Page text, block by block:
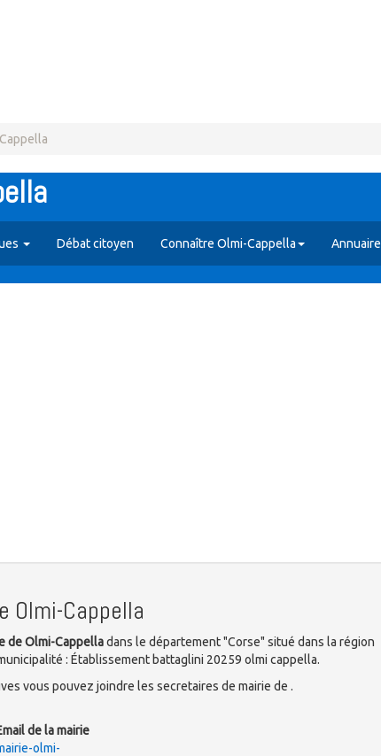
Débat citoyen Connaître Olmi-Cappella Annuaire
Olmi-Cappella
de Olmi-Cappelladans le département "Corse" situé dans la région
: Établissement battaglini 20259 olmi cappella.
vous pouvez joindre les secretaires de mairie de .
de la mairie
olmi-